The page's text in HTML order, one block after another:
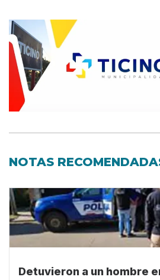
NOTAS
Detuvieron a un hombre